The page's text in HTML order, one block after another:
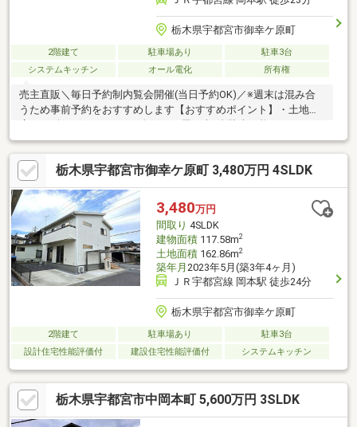
栃木県宇都宮市御幸ケ原町
2階建て 駐車場あり
駐車3台
システムキッチン
オール電化 所有権
売主直販＼毎日予約制内覧会開催(当日予約OK)／※週末は混み合
うため事前予約をおすすめします【おすすめポイント】・土地
ニマル御幸ケ原店まで徒歩4分の便利な立地・アイランドキッチン
なので開放感があり、回遊動線が動きやすい間取りです【リフォ
ーム内容】・外壁塗装・クロス張替え・ユニットバス新品交換・
水廻りクッションフロア仕上げ・畳表替え、襖障子張替え・エア
コン1台新品設置・ハウスクリーニング・テレワーク、在宅勤務に
も・その他リフォームのご相談も承ります※価格には消費税、リ
フォーム費用を含みます
栃木県宇都宮市御幸ケ原町 3,480万円 4SLDK
3,480万円
間取り 4SLDK
建物面積117.58m2
土地面積162.86m2
築年月 2023年5月(築3年4ヶ月)
ＪＲ宇都宮線 岡本駅 徒歩24分
栃木県宇都宮市御幸ケ原町
2階建て 駐車場あり
駐車3台
設計住宅性能評価付
建設住宅性能評価付 システムキッチン
栃木県宇都宮市中岡本町 5,600万円 3SLDK